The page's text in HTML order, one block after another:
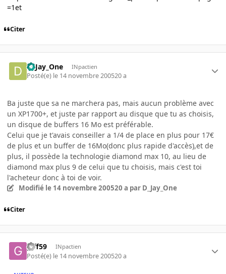
=1et
Citer
D_Jay_One INpactien
Posté(e) le 14 novembre 200520 a
Ba juste que sa ne marchera pas, mais aucun problème avec
un XP1700+, et juste par rapport au disque que tu as choisis,
un disque de buffers 16 Mo est préférable.
Celui que je t'avais conseiller a 1/4 de place en plus pour 17€
de plus et un buffer de 16Mo(donc plus rapide d'accès),et de
plus, il possède la technologie diamond max 10, au lieu de
diamond max plus 9 de celui que tu choisis, mais c'est toi
l'acheteur donc à toi de voir.
Modifié le 14 novembre 200520 a par D_Jay_One
Citer
giff59 INpactien
Posté(e) le 14 novembre 200520 a